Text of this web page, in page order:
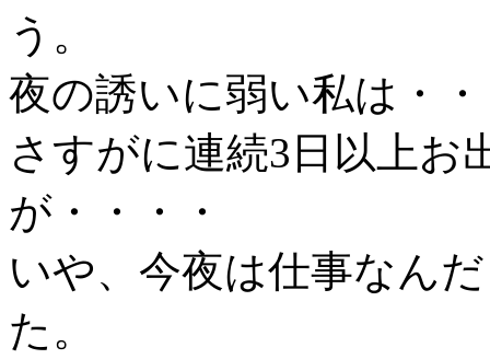
う。
夜の誘いに弱い私は・
さすがに連続3日以上お
が・・・・
いや、今夜は仕事なん
た。